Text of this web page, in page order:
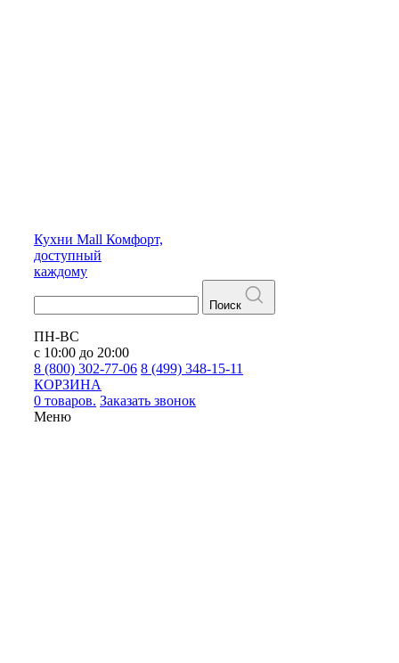
Кухни Mall Комфорт,
доступный
каждому
Поиск
ПН-ВС
с 10:00 до 20:00
8 (800) 302-77-06 8 (499) 348-15-11
КОРЗИНА
0 товаров. Заказать звонок
Меню